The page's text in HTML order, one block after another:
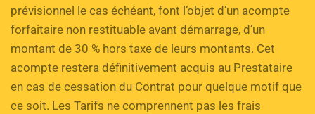
prévisionnel le cas échéant, font l’objet d’un acompte
forfaitaire non restituable avant démarrage, d’un
montant de 30 % hors taxe de leurs montants. Cet
acompte restera définitivement acquis au Prestataire
en cas de cessation du Contrat pour quelque motif que
ce soit. Les Tarifs ne comprennent pas les frais